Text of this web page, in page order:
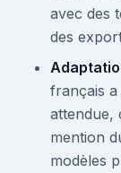
avec des
des
français
attendue,
mention
modèles